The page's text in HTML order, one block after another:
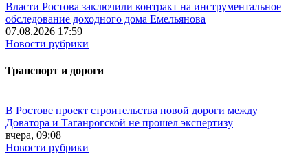
Власти Ростова заключили контракт на инструментальное
обследование доходного дома Емельянова
07.08.2026 17:59
Новости рубрики
Транспорт и дороги
В Ростове проект строительства новой дороги между
Доватора и Таганрогской не прошел экспертизу
вчера, 09:08
Новости рубрики